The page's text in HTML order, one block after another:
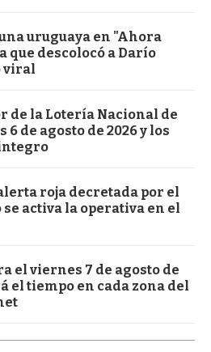
uruguaya en "Ahora
que descolocó a Darío
viral
de la Lotería Nacional de
6 de agosto de 2026 y los
roja decretada por el
activa la operativa en el
el viernes 7 de agosto de
el tiempo en cada zona del